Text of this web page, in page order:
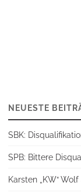
NEUESTE
SBK:
SPB: Bittere
Karsten „KW“